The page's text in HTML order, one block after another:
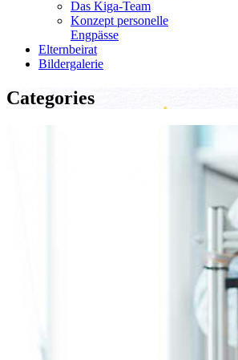
Das Kiga-Team
Konzept personelle
Engpässe
Elternbeirat
Bildergalerie
Categories